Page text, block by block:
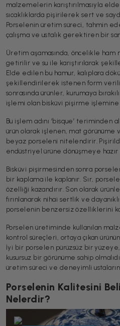
malzemelerin karıştırılmasıyla
sıcaklıklarda pişirilerek sert ve
Porselenin üretim süreci, tahmin
çalışma ve ustalık gerektiren bir
Üretim aşamasında, öncelikle
getirilir ve su ile karıştırılarak
Elde edilen bu hamur, kalıplara
şekillendirilerek istenen form
sonrasında ürünler, kurumaya
işlemi olan bisküvi pişirme
Bu işlem adını ‘bisque’ teriminden
ürün olarak işlenen, mat görünüme
beyaz porseleni nitelendirir.
endüstriyel ürüne dönüşmeye
Bisküvi pişirmesinden sonra
bir kaplama ile kaplanır. Sır,
özelliği kazandırır. Son olarak
fırınlanarak nihai sertlik ve
porselenin benzersiz özelliklerini
Porselen üretiminde kullanılan
kontrol süreçleri, ortaya çıkan
İyi bir porselen pürüzsüz bir
kusursuz bir görünüme sahip
üretim süreci ve deneyimli
Porselenin Kalitesini
Nelerdir?